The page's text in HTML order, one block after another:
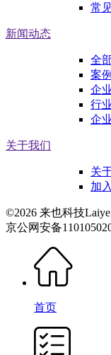
常
新闻动态
全
案
企
行
企
关于我们
关
加
©2026 来也科技
京公网安备
首页